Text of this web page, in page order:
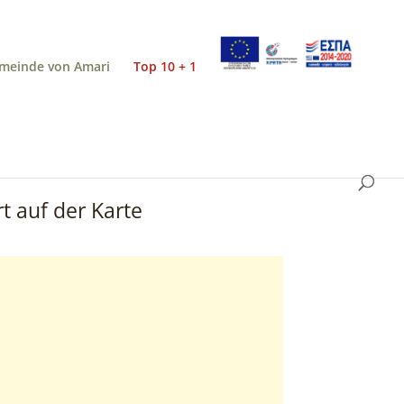
von Amari Top 10 + 1
auf der Karte